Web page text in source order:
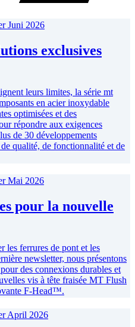
exclusives
leurs limites, la série mt
en acier inoxydable
optimisées et des
répondre aux exigences
de 30 développements
qualité, de fonctionnalité et de
pour la nouvelle
les ferrures de pont et les
newsletter, nous présentons
des connexions durables et
vis à tête fraisée MT Flush
F-Head™.